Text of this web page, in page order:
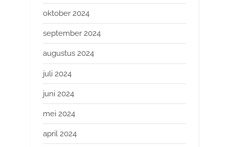
oktober 2024
september 2024
augustus 2024
juli 2024
juni 2024
mei 2024
april 2024